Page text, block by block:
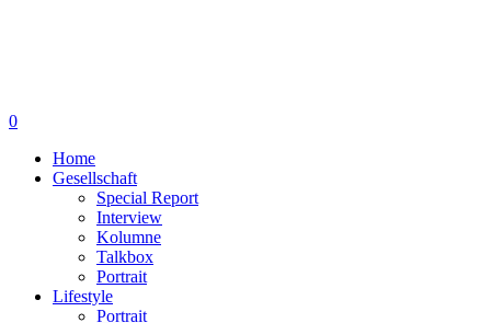
0
Home
Gesellschaft
Special Report
Interview
Kolumne
Talkbox
Portrait
Lifestyle
Portrait